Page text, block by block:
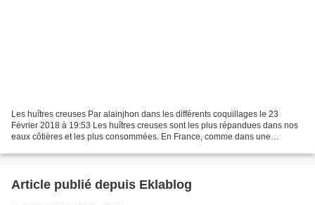
Les huîtres creuses Par alainjhon dans les différents coquillages le 23
Février 2018 à 19:53 Les huîtres creuses sont les plus répandues dans nos
eaux côtières et les plus consommées. En France, comme dans une
Article publié depuis Eklablog